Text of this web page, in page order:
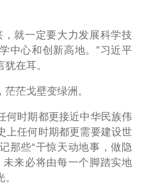
就一定要大力发展科学技
中心和创新高地。”习近平
在耳。
茫戈壁变绿洲。
时期都更接近中华民族伟
上任何时期都更需要建设世
那些“干惊天动地事，做隐
来必将由每一个脚踏实地